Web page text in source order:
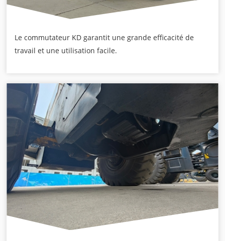
Le commutateur KD garantit une grande efficacité de
travail et une utilisation facile.